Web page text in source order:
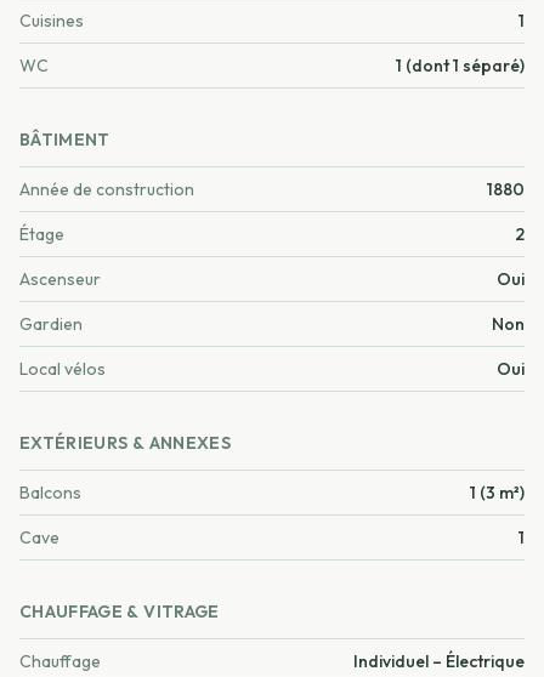
Cuisines 1
WC 1 (dont 1 séparé)
BÂTIMENT
Année de construction 1880
Étage 2
Ascenseur Oui
Gardien Non
Local vélos Oui
EXTÉRIEURS & ANNEXES
Balcons 1 (3 m²)
Cave 1
CHAUFFAGE & VITRAGE
Chauffage Individuel – Électrique